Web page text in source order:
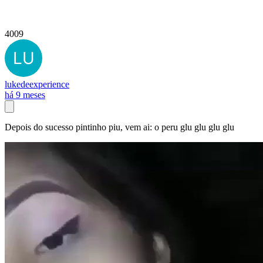
4009
lukedeexperience
há 9 meses
Depois do sucesso pintinho piu, vem ai: o peru glu glu glu glu